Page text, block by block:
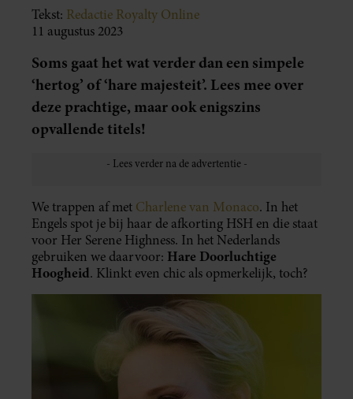
Tekst: Redactie Royalty Online
11 augustus 2023
Soms gaat het wat verder dan een simpele
‘hertog’ of ‘hare majesteit’. Lees mee over
deze prachtige, maar ook enigszins
opvallende titels!
We trappen af met Charlene van Monaco. In het
Engels spot je bij haar de afkorting HSH en die staat
voor Her Serene Highness. In het Nederlands
gebruiken we daarvoor: Hare Doorluchtige
Hoogheid. Klinkt even chic als opmerkelijk, toch?